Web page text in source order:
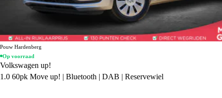
Pouw Hardenberg
Op voorraad
Volkswagen up!
1.0 60pk Move up! | Bluetooth | DAB | Reservewiel